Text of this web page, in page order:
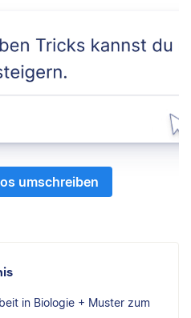
umschreiben
in Biologie + Muster zum